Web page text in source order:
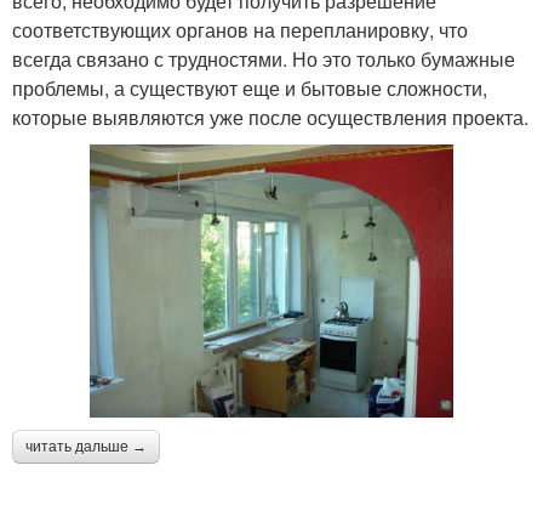
соответствующих органов на перепланировку, что
всегда связано с трудностями. Но это только бумажные
проблемы, а существуют еще и бытовые сложности,
которые выявляются уже после осуществления проекта.
читать дальше →